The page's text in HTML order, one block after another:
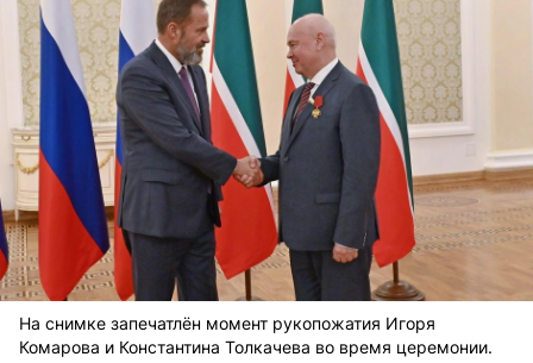
На снимке запечатлён момент рукопожатия Игоря
Комарова и Константина Толкачева во время церемонии.